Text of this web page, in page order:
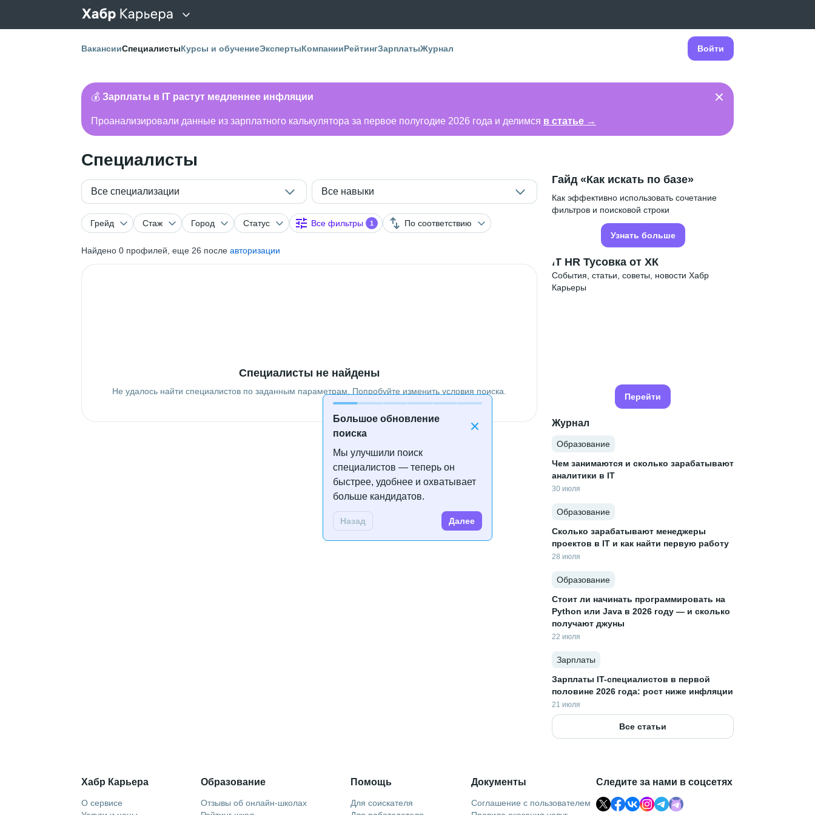
ВакансииСпециалистыКурсы и обучениеЭкспертыКомпанииРейтингЗарплатыЖурнал Войти
💰 Зарплаты в IT растут медленнее инфляции
Проанализировали данные из зарплатного калькулятора за первое полугодие 2026 года и делимся в статье →
Специалисты
Все специализации Все навыки
Грейд Стаж Город Статус Все фильтры 1 По соответствию
Найдено 0 профилей, еще 26 после авторизации
Большое обновление
поиска
Мы улучшили поиск
специалистов — теперь он
быстрее, удобнее и охватывает
больше кандидатов.
Назад Далее
Специалисты не найдены
Не удалось найти специалистов по заданным параметрам. Попробуйте изменить условия поиска.
Гайд «Как искать по базе»
Как эффективно использовать сочетание
фильтров и поисковой строки
Узнать больше
IT HR Тусовка от ХК
События, статьи, советы, новости Хабр
Карьеры
Перейти
Журнал
Образование
Чем занимаются и сколько зарабатывают
аналитики в IT
30 июля
Образование
Сколько зарабатывают менеджеры
проектов в IT и как найти первую работу
28 июля
Образование
Стоит ли начинать программировать на
Python или Java в 2026 году — и сколько
получают джуны
22 июля
Зарплаты
Зарплаты IT-специалистов в первой
половине 2026 года: рост ниже инфляции
21 июля
Все статьи
Хабр Карьера
О сервисе
Образование
Отзывы об онлайн-школах
Помощь
Для соискателя
Документы
Соглашение с пользователем
Следите за нами в соцсетях